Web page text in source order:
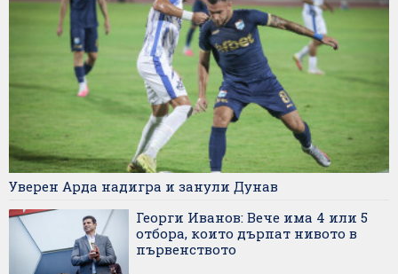
Уверен Арда надигра и занули Дунав
Георги Иванов: Вече има 4 или 5
отбора, които дърпат нивото в
първенството